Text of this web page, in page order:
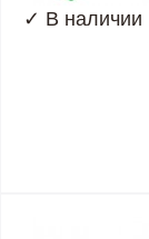
✓ В наличии